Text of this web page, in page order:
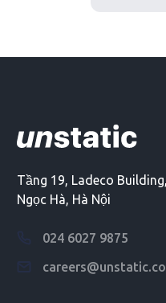
Tầng 19, Ladeco
Ngọc Hà, Hà Nội
024 6027 9875
careers@unstatic.co